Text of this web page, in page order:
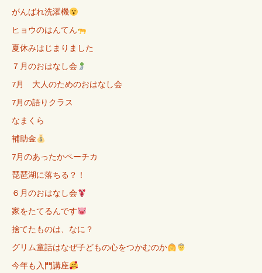
がんばれ洗濯機
ヒョウのはんてん
夏休みはじまりました
７月のおはなし会
7月 大人のためのおはなし会
7月の語りクラス
なまくら
補助金
7月のあったかペーチカ
琵琶湖に落ちる？！
６月のおはなし会
家をたてるんです
捨てたものは、なに？
グリム童話はなぜ子どもの心をつかむのか
今年も入門講座